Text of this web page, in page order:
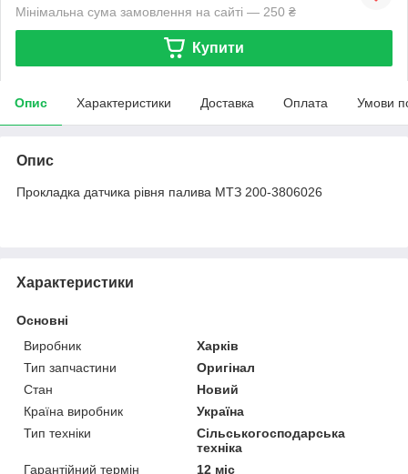
Мінімальна сума замовлення на сайті — 250 ₴
Купити
Опис Характеристики Доставка Оплата Умови
Опис
Прокладка датчика рівня палива МТЗ 200-3806026
Характеристики
Основні
Виробник
Харків
Тип запчастини
Оригінал
Стан
Новий
Країна виробник
Україна
Тип техніки
Сільськогосподарська
техніка
Гарантійний термін
12 міс